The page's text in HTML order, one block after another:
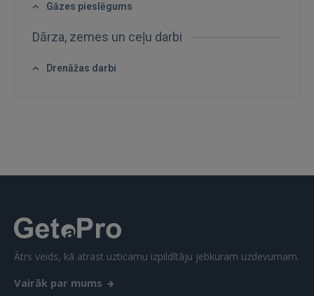
 Sign in with Apple
Gāzes pieslēgums
Dārza, zemes un ceļu darbi
Drenāžas darbi
Ātrs veids, kā atrast uzticamu izpildītāju jebkuram uzdevumam.
Vairāk par mums